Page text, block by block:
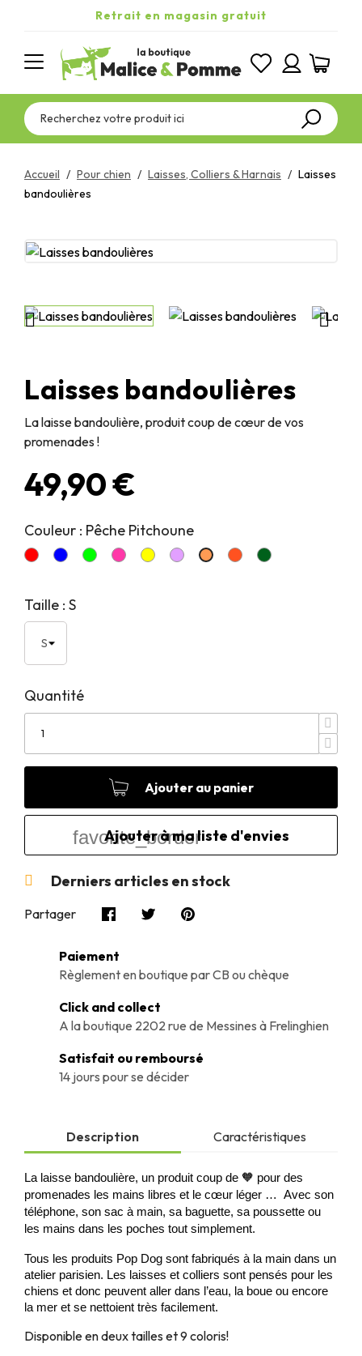
Retrait en magasin gratuit
Accueil Pour chien Laisses, Colliers & Harnais
Laisses
bandoulières
 
Laisses bandoulières
La laisse bandoulière, produit coup de cœur de vos
promenades !
49,90 €
Couleur : Pêche Pitchoune
Rouge Diablotin
Bleu Dragueur
Vert PirateRose Glouton
Jaune Joyeux
Violet Tout Doux
Pêche Pitchoune
Orange Foufou
Vert Elégant
Taille : S
Quantité
Ajouter au panier
favorite_border
 Derniers articles en stock
Partager
Paiement
Règlement en boutique par CB ou chèque
Click and collect
A la boutique 2202 rue de Messines à Frelinghien
Satisfait ou remboursé
14 jours pour se décider
Description Caractéristiques
La laisse bandoulière, un produit coup de 🧡 pour des
promenades les mains libres et le cœur léger … Avec son
téléphone, son sac à main, sa baguette, sa poussette ou
les mains dans les poches tout simplement.
Tous les produits Pop Dog sont fabriqués à la main dans un
atelier parisien. Les laisses et colliers sont pensés pour les
chiens et donc peuvent aller dans l’eau, la boue ou encore
la mer et se nettoient très facilement.
Disponible en deux tailles et 9 coloris!